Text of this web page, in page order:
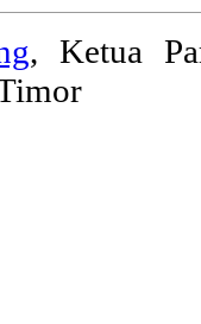
, Ketua